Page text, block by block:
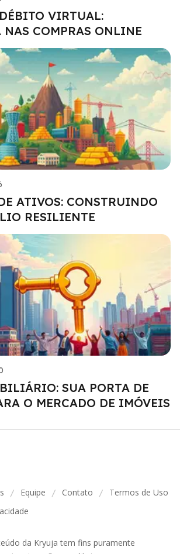
VIRTUAL:
NAS COMPRAS ONLINE
ATIVOS: CONSTRUINDO
RESILIENTE
SUA PORTA DE
O MERCADO DE IMÓVEIS
/ Equipe / Contato / Termos de Uso
da Kryuja tem fins puramente